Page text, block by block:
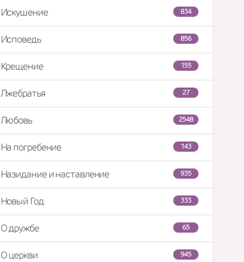
834
Искушение
856
Исповедь
155
Крещение
27
Лжебратья
2548
Любовь
143
На погребение
935
Назидание и наставление
333
Новый Год
65
О дружбе
945
О церкви